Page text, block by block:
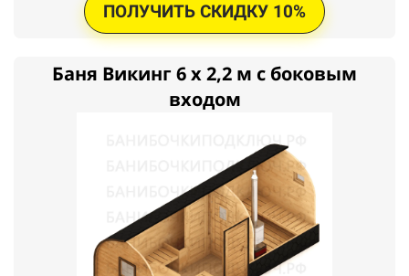
ПОЛУЧИТЬ СКИДКУ 10%
Баня Викинг 6 x 2,2 м с боковым
входом